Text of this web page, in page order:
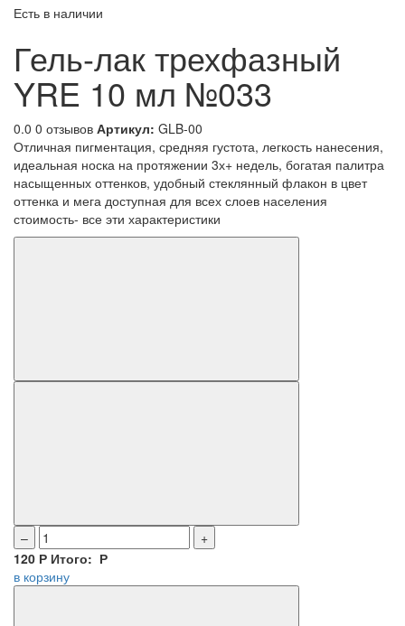
Есть в наличии
Гель-лак трехфазный
YRE 10 мл №033
0.0 0 отзывов Артикул: GLB-00
Отличная пигментация, средняя густота, легкость нанесения,
идеальная носка на протяжении 3х+ недель, богатая палитра
насыщенных оттенков, удобный стеклянный флакон в цвет
оттенка и мега доступная для всех слоев населения
стоимость- все эти характеристики
–
+
120 Р Итого: Р
в корзину